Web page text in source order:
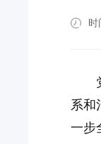
时
系和
一步